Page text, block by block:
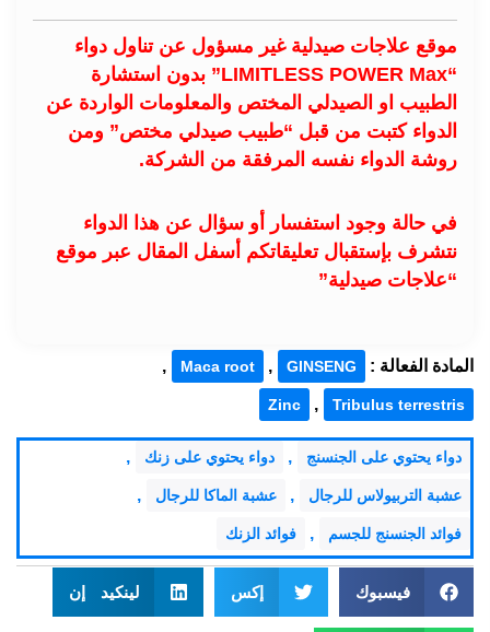
موقع علاجات صيدلية غير مسؤول عن تناول دواء
“LIMITLESS POWER Max” بدون استشارة
الطبيب او الصيدلي المختص والمعلومات الواردة عن
الدواء كتبت من قبل “طبيب صيدلي مختص” ومن
روشة الدواء نفسه المرفقة من الشركة.
في حالة وجود استفسار أو سؤال عن هذا الدواء
نتشرف بإستقبال تعليقاتكم أسفل المقال عبر موقع
“علاجات صيدلية”
المادة الفعالة : GINSENG
,
Maca root
,
Tribulus terrestris
,
Zinc
دواء يحتوي على الجنسنج , دواء يحتوي على زنك ,
عشبة التربيولاس للرجال , عشبة الماكا للرجال ,
فوائد الجنسنج للجسم , فوائد الزنك
فيسبوك إكس لينكيد إن